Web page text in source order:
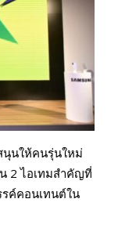
นุนให้คนรุ่นใหม่
2 ไอเทมสำคัญที่
รค์คอนเทนต์ใน